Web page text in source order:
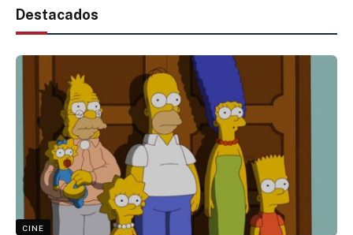
Destacados
CINE